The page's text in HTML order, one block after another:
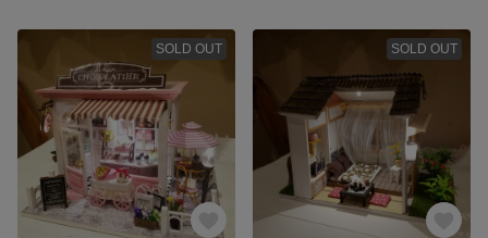
SOLD OUT SOLD OUT